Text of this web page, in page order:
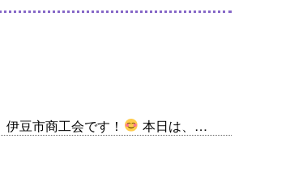
伊豆市商工会です！ 本日は、…